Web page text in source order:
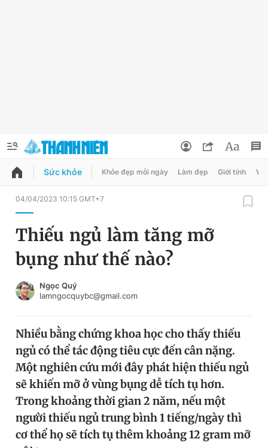
QUẢNG CÁO ĐẶT BÁO
Chuyên mục
Chuyên mục khác
Tin thị trường Tin 360
Video Magazine
Sản phẩm khác
Đổi mật khẩu
Tin đã lưu
Tin đã xem
Đăng xuất
Sức khỏe Khỏe đẹp mỗi ngày Làm đẹp Giới tính Y
04/04/2023 10:15 GMT+7
Thiếu ngủ làm tăng mỡ
bụng như thế nào?
Ngọc Quý
lamngocquybc@gmail.com
Nhiều bằng chứng khoa học cho thấy thiếu
ngủ có thể tác động tiêu cực đến cân nặng.
Một nghiên cứu mới đây phát hiện thiếu ngủ
sẽ khiến mỡ ở vùng bụng dễ tích tụ hơn.
Trong khoảng thời gian 2 năm, nếu một
người thiếu ngủ trung bình 1 tiếng/ngày thì
cơ thể họ sẽ tích tụ thêm khoảng 12 gram mỡ